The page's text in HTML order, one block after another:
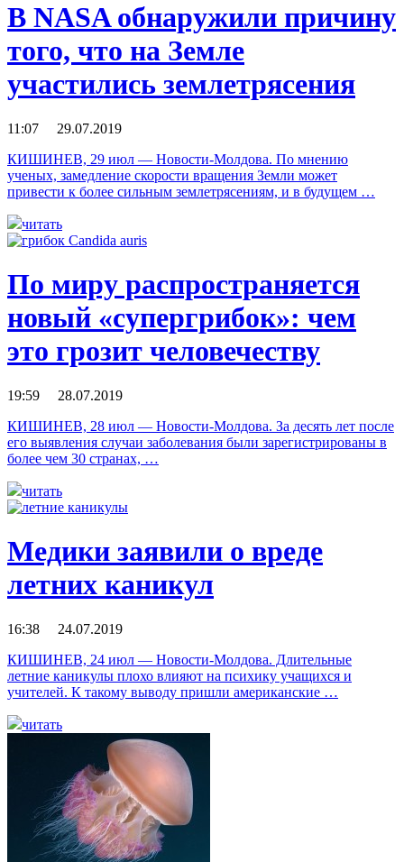
В NASA обнаружили причину
того, что на Земле
участились землетрясения
11:07 29.07.2019
КИШИНЕВ, 29 июл — Новости-Молдова. По мнению
ученых, замедление скорости вращения Земли может
привести к более сильным землетрясениям, и в будущем …
читать
По миру распространяется
новый «супергрибок»: чем
это грозит человечеству
19:59 28.07.2019
КИШИНЕВ, 28 июл — Новости-Молдова. За десять лет после
его выявления случаи заболевания были зарегистрированы в
более чем 30 странах, …
читать
Медики заявили о вреде
летних каникул
16:38 24.07.2019
КИШИНЕВ, 24 июл — Новости-Молдова. Длительные
летние каникулы плохо влияют на психику учащихся и
учителей. К такому выводу пришли американские …
читать